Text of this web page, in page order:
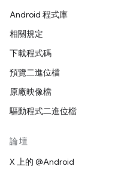
Android 程式庫
相關規定
下載程式碼
預覽二進位檔
原廠映像檔
驅動程式二進位檔
論壇
X 上的 @Android